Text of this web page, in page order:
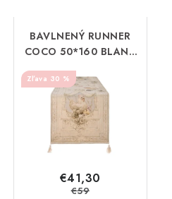
BAVLNENÝ RUNNER
COCO 50*160 BLANC
MARICLO (A39938)
30 %
€41,30
€59